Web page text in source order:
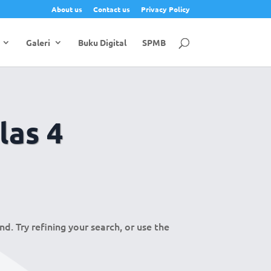
About us Contact us Privacy Policy
Galeri Buku Digital SPMB
4
Try refining your search, or use the